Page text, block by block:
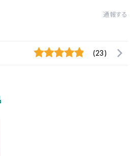
通報する
(23)